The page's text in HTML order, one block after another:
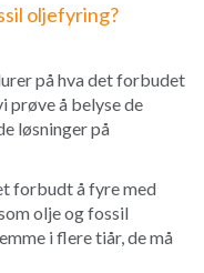
oljefyring?
på hva det forbudet
prøve å belyse de
løsninger på
forbudt å fyre med
olje og fossil
i flere tiår, de må